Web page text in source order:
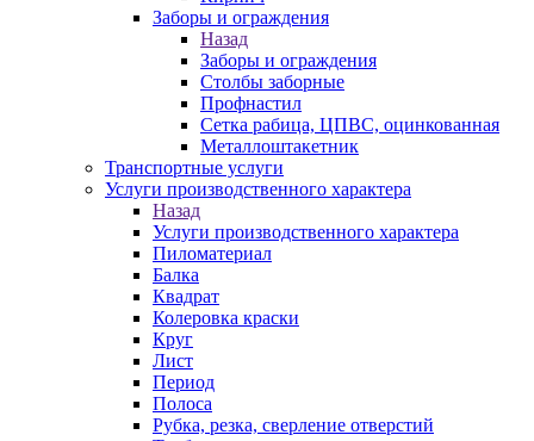
Заборы и ограждения
Назад
Заборы и ограждения
Столбы заборные
Профнастил
Сетка рабица, ЦПВС, оцинкованная
Металлоштакетник
Транспортные услуги
Услуги производственного характера
Назад
Услуги производственного характера
Пиломатериал
Балка
Квадрат
Колеровка краски
Круг
Лист
Период
Полоса
Рубка, резка, сверление отверстий